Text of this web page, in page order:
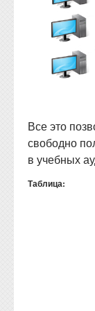
Все это
свободно
в учебных
Таблица: